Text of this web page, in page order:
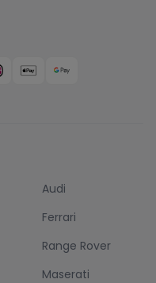
Audi
Ferrari
Range Rover
Maserati